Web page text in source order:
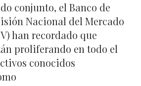
conjunto, el Banco de
Nacional del Mercado
han recordado que
proliferando en todo el
conocidos